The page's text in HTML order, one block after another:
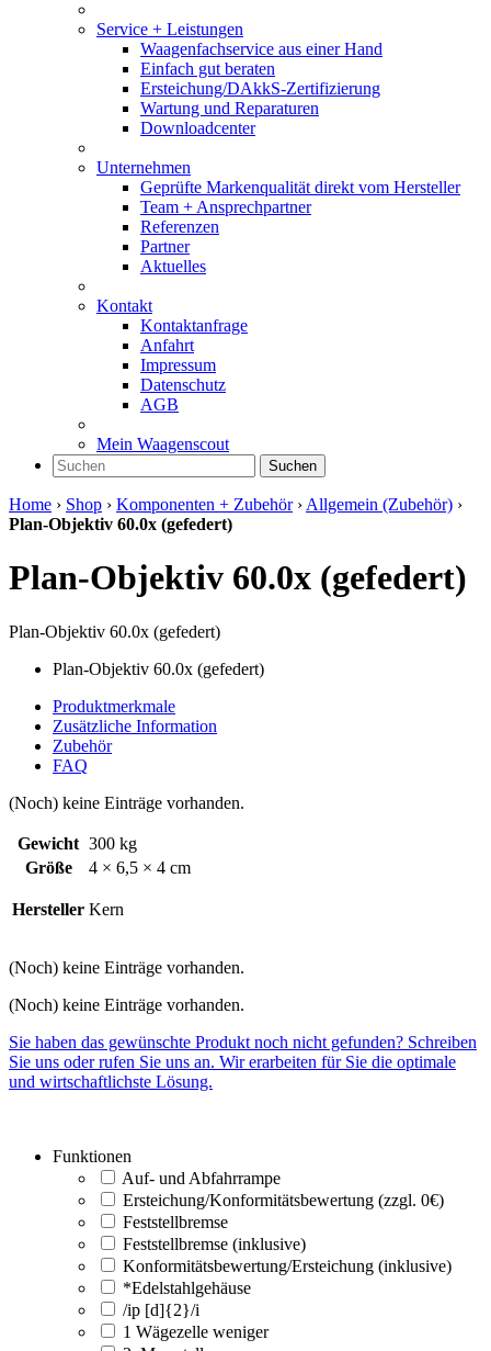
Service + Leistungen
Waagenfachservice aus einer Hand
Einfach gut beraten
Ersteichung/DAkkS-Zertifizierung
Wartung und Reparaturen
Downloadcenter
Unternehmen
Geprüfte Markenqualität direkt vom Hersteller
Team + Ansprechpartner
Referenzen
Partner
Aktuelles
Kontakt
Kontaktanfrage
Anfahrt
Impressum
Datenschutz
AGB
Mein Waagenscout
Suchen
Home › Shop › Komponenten + Zubehör› Allgemein (Zubehör) ›
Plan-Objektiv 60.0x (gefedert)
Plan-Objektiv 60.0x (gefedert)
Plan-Objektiv 60.0x (gefedert)
Plan-Objektiv 60.0x (gefedert)
Produktmerkmale
Zusätzliche Information
Zubehör
FAQ
(Noch) keine Einträge vorhanden.
Gewicht 300 kg
Größe
4 × 6,5 × 4 cm
Hersteller Kern
(Noch) keine Einträge vorhanden.
(Noch) keine Einträge vorhanden.
Sie haben das gewünschte Produkt noch nicht gefunden? Schreiben
Sie uns oder rufen Sie uns an. Wir erarbeiten für Sie die optimale
und wirtschaftlichste Lösung.
Funktionen
Auf- und Abfahrrampe
Ersteichung/Konformitätsbewertung (zzgl. 0€)
Feststellbremse
Feststellbremse (inklusive)
Konformitätsbewertung/Ersteichung (inklusive)
*Edelstahlgehäuse
/ip [d]{2}/i
1 Wägezelle weniger